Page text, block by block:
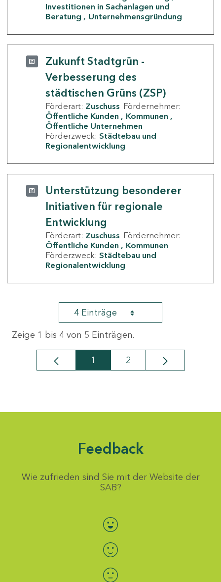
Investitionen in Sachanlagen und
Beratung
Unternehmensgründung
Zukunft Stadtgrün -
Verbesserung des
städtischen Grüns (ZSP)
Förderart: Zuschuss Fördernehmer:
Öffentliche Kunden
Kommunen
Öffentliche Unternehmen
Förderzweck: Städtebau und
Regionalentwicklung
Unterstützung besonderer
Initiativen für regionale
Entwicklung
Förderart: Zuschuss Fördernehmer:
Öffentliche Kunden
Kommunen
Förderzweck: Städtebau und
Regionalentwicklung
4 Einträge
Zeige 1 bis 4 von 5 Einträgen.
Seite
1 Seite
2
Feedback
Wie zufrieden sind Sie mit der Website der
SAB?
Bewertung auswählen